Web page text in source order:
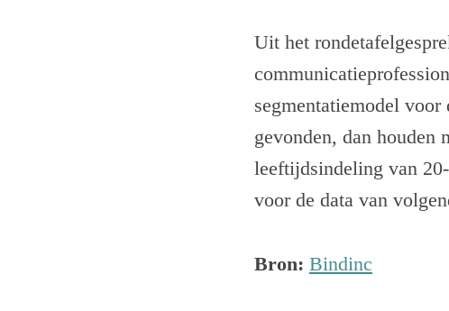
Uit het
segmentatiemodel voor
gevonden, dan houden
leeftijdsindeling van
voor de data van
Bron: Bindinc